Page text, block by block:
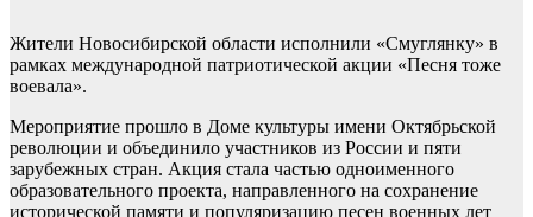
Жители Новосибирской области исполнили «Смуглянку» в
рамках международной патриотической акции «Песня тоже
воевала».
Мероприятие прошло в Доме культуры имени Октябрьской
революции и объединило участников из России и пяти
зарубежных стран. Акция стала частью одноименного
образовательного проекта, направленного на сохранение
исторической памяти и популяризацию песен военных лет